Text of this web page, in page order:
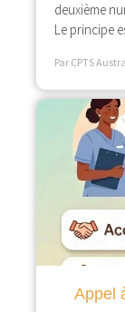
deuxième
Le principe
Par CPTS
Appel